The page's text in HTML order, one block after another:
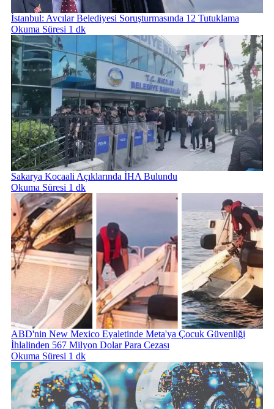
İstanbul: Avcılar Belediyesi Soruşturmasında 12 Tutuklama
Okuma Süresi 1 dk
Sakarya Kocaali Açıklarında İHA Bulundu
Okuma Süresi 1 dk
ABD'nin New Mexico Eyaletinde Meta'ya Çocuk Güvenliği
İhlalinden 567 Milyon Dolar Para Cezası
Okuma Süresi 1 dk